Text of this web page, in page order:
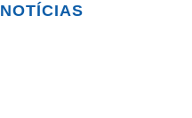
NOTÍCIAS